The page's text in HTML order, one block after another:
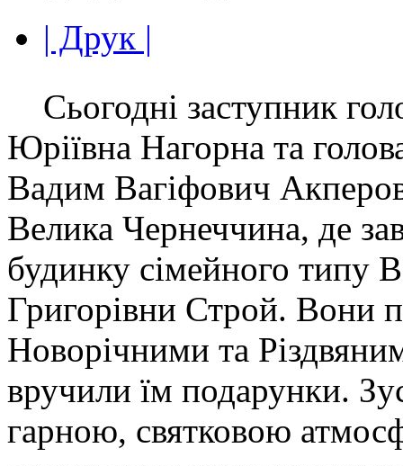
| Друк |
Сьогодні заступник
Юріївна Нагорна та
Вадим Вагіфович
Велика Чернеччина, де
будинку сімейного типу
Григорівни Строй. Вони
Новорічними та
вручили їм подарунки.
гарною, святковою